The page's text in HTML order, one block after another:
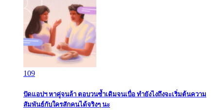
109
ปัดแอปฯ หาคู่จนล้า ตอบวนซ้ำเดิมจนเบื่อ ทำยังไงถึงจะเริ่มต้นความ
สัมพันธ์กับใครสักคนได้จริงๆ นะ